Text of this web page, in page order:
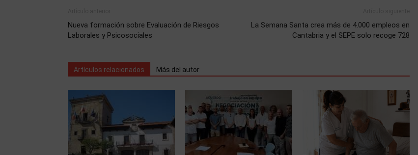
Nueva formación sobre Evaluación de Riesgos
Laborales y Psicosociales
La Semana Santa crea más de 4.000 empleos en
Cantabria y el SEPE solo recoge 728
Artículos relacionados Más del autor